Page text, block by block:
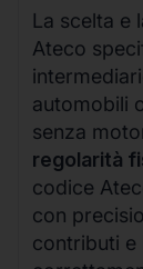
La scelta e
Ateco
automobili
senza
regolarità
codice
con
contributi e